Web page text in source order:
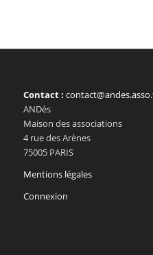
Contact :
ANDès
Maison des associations
4 rue des Arènes
75005 PARIS
Mentions légales
Connexion